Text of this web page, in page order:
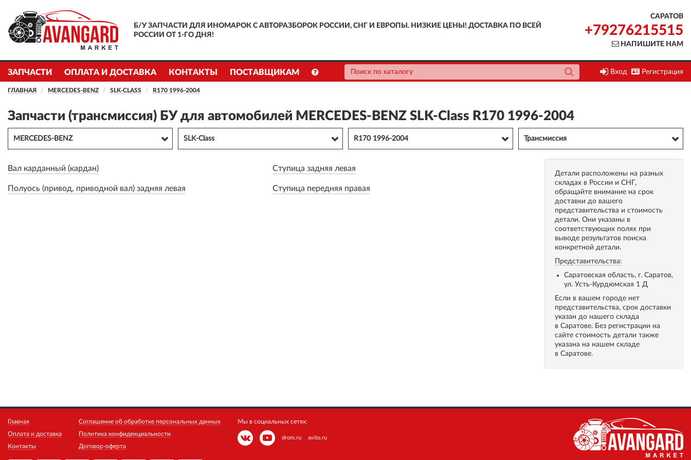
Б/У ЗАПЧАСТИ ДЛЯ ИНОМАРОК С АВТОРАЗБОРОК РОССИИ, СНГ И ЕВРОПЫ. НИЗКИЕ ЦЕНЫ! ДОСТАВКА ПО ВСЕЙ
РОССИИ ОТ 1-ГО ДНЯ!
САРАТОВ
+79276215515
НАПИШИТЕ НАМ
ЗАПЧАСТИ ОПЛАТА И ДОСТАВКА КОНТАКТЫ ПОСТАВЩИКАМ Вход Регистрация
ГЛАВНАЯ MERCEDES-BENZ SLK-CLASS R170 1996-2004
Запчасти (трансмиссия) БУ для автомобилей MERCEDES-BENZ SLK-Class R170 1996-2004
MERCEDES-BENZ SLK-Class R170 1996-2004 Трансмиссия
Вал карданный (кардан)
Полуось (привод, приводной вал) задняя левая
Ступица задняя левая
Ступица передняя правая
Детали расположены на разных
складах в России и СНГ,
обращайте внимание на срок
доставки до вашего
представительства и стоимость
детали. Они указаны в
соответствующих полях при
выводе результатов поиска
конкретной детали.
Представительства:
Саратовская область, г. Саратов,
ул. Усть-Курдюмская 1 Д
Если в вашем городе нет
представительства, срок доставки
указан до нашего склада
в Саратове. Без регистрации на
сайте стоимость детали также
указана на нашем складе
в Саратове.
Главная
Оплата и доставка
Контакты
Соглашение об обработке персональных данных
Политика конфиденциальности
Договор-оферта
Мы в социальных сетях:
drom.ru avito.ru